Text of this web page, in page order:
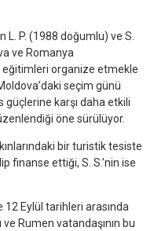
L. P. (1988 doğumlu) ve S.
ve Romanya
eğitimleri organize etmekle
seçim günü
güçlerine karşı daha etkili
öne sürülüyor.
bir turistik tesiste
finanse ettiği, S. S.’nin ise
Eylül tarihleri arasında
Rumen vatandaşının bu